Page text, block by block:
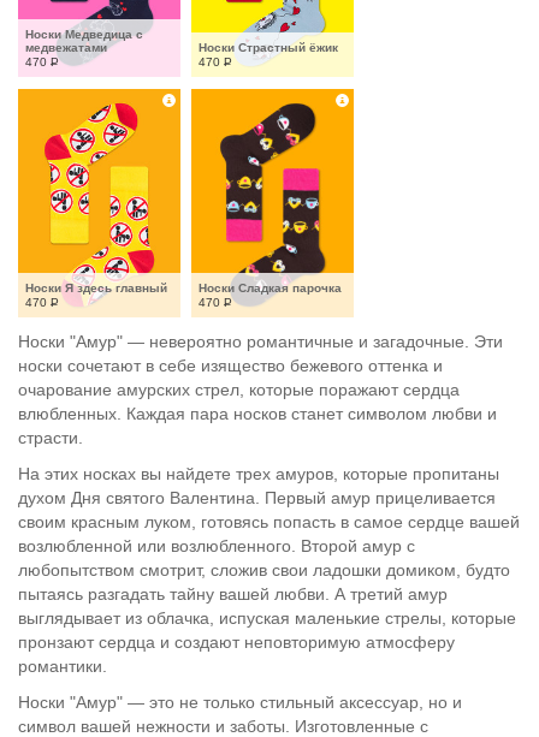
Носки Медведица с
медвежатами
470 Р
Носки Страстный ёжик
470 Р
Носки Я здесь главный
470 Р
Носки Сладкая парочка
470 Р
Носки "Амур" — невероятно романтичные и загадочные. Эти
носки сочетают в себе изящество бежевого оттенка и
очарование амурских стрел, которые поражают сердца
влюбленных. Каждая пара носков станет символом любви и
страсти.
На этих носках вы найдете трех амуров, которые пропитаны
духом Дня святого Валентина. Первый амур прицеливается
своим красным луком, готовясь попасть в самое сердце вашей
возлюбленной или возлюбленного. Второй амур с
любопытством смотрит, сложив свои ладошки домиком, будто
пытаясь разгадать тайну вашей любви. А третий амур
выглядывает из облачка, испуская маленькие стрелы, которые
пронзают сердца и создают неповторимую атмосферу
романтики.
Носки "Амур" — это не только стильный аксессуар, но и
символ вашей нежности и заботы. Изготовленные с